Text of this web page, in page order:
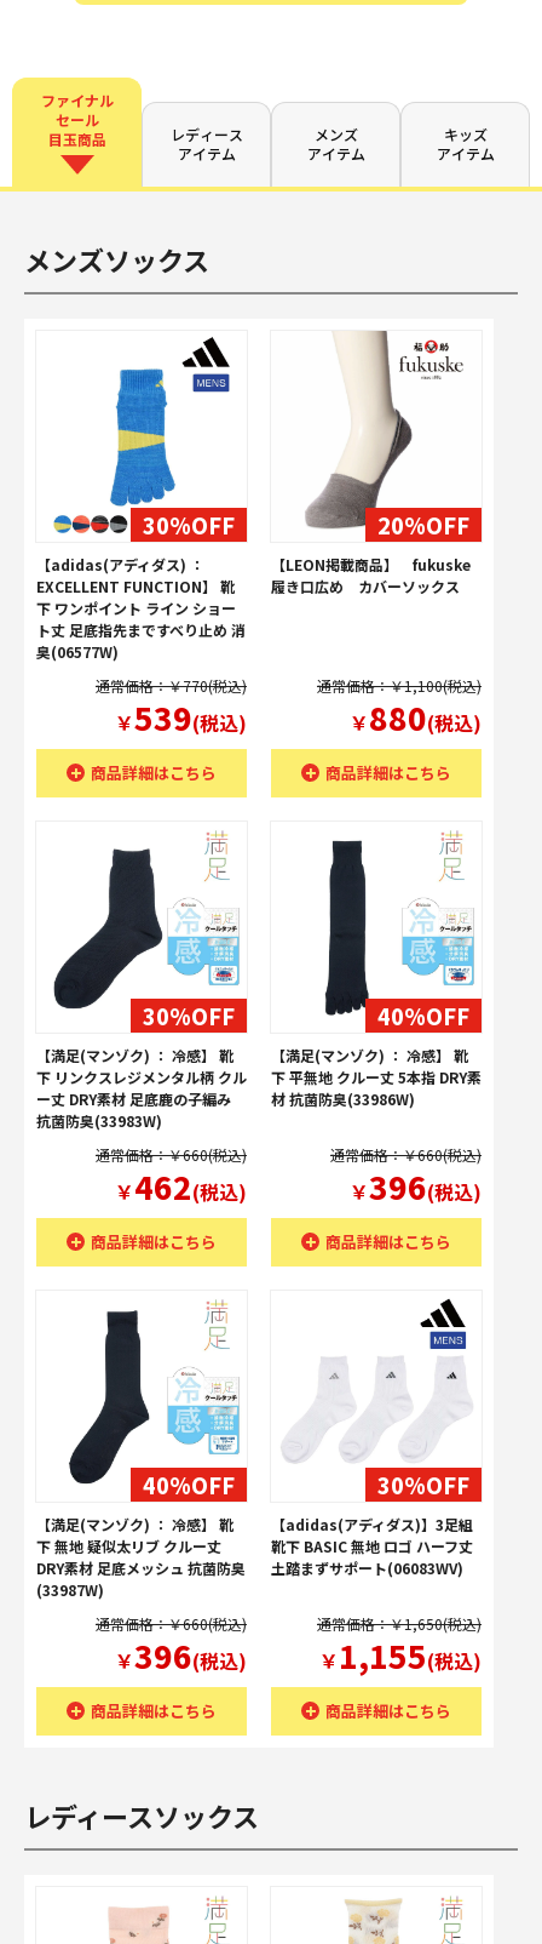
ファイナル
セール
目玉商品
レディース
アイテム
メンズ
アイテム
キッズ
アイテム
メンズソックス
30%OFF
【adidas(アディダス) ：
EXCELLENT FUNCTION】 靴
下 ワンポイント ライン ショー
ト丈 足底指先まですべり止め 消
臭(06577W)
通常価格：￥770(税込)
￥539(税込)
商品詳細はこちら
20%OFF
【LEON掲載商品】 fukuske
履き口広め カバーソックス
通常価格：￥1,100(税込)
￥880(税込)
商品詳細はこちら
30%OFF
【満足(マンゾク) ： 冷感】 靴
下 リンクスレジメンタル柄 クル
ー丈 DRY素材 足底鹿の子編み
抗菌防臭(33983W)
通常価格：￥660(税込)
￥462(税込)
商品詳細はこちら
40%OFF
【満足(マンゾク) ： 冷感】 靴
下 平無地 クルー丈 5本指 DRY素
材 抗菌防臭(33986W)
通常価格：￥660(税込)
￥396(税込)
商品詳細はこちら
40%OFF
【満足(マンゾク) ： 冷感】 靴
下 無地 疑似太リブ クルー丈
DRY素材 足底メッシュ 抗菌防臭
(33987W)
通常価格：￥660(税込)
￥396(税込)
商品詳細はこちら
30%OFF
【adidas(アディダス)】3足組
靴下 BASIC 無地 ロゴ ハーフ丈
土踏まずサポート(06083WV)
通常価格：￥1,650(税込)
￥ 1,155(税込)
商品詳細はこちら
レディースソックス